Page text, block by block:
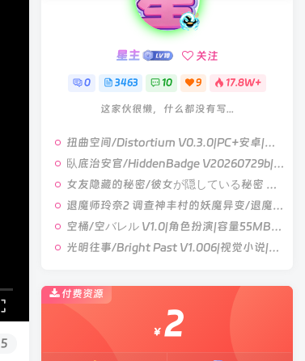
5
星主 关注
0 3463 10 9 17.8W+
这家伙很懒，什么都没有写...
扭曲空间/Distortium V0.3.0|PC+安卓|视觉小说|容量6.4GB|官方中文版
臥底治安官/HiddenBadge V20260729b|角色扮演|容量897MB|官方中文版
女友隐藏的秘密/彼女が隠している秘密 V1.0|角色扮演|容量538MB|官方中文版
退魔师玲奈2 调查神丰村的妖魔异变/退魔師レイナ2神豊村の妖魔異変を調査せよ V1.0|角色扮演|容量468MB|官方中文版
空桶/空バレル V1.0|角色扮演|容量55MB|官方中文版
光明往事/Bright Past V1.006|视觉小说|容量6.6GB|官方中文版
付费资源
￥ 2